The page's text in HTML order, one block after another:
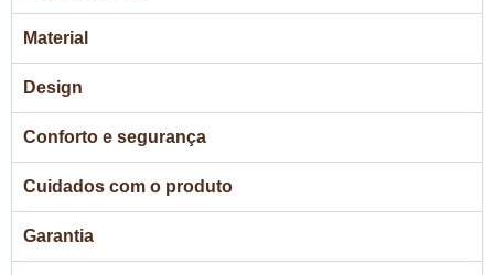
Material
Design
Conforto e segurança
Cuidados com o produto
Garantia